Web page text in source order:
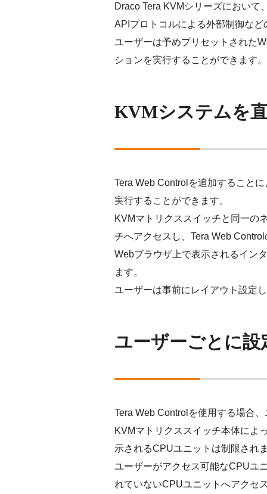
Draco Tera KVMシリーズにおい
APIプロトコルによる外部制御な
ユーザーは予めプリセットされた
ションを実行することができます。
KVMシステムを
Tera Web Controlを追加すること
実行することができます。
KVMマトリクススイッチと同一の
チへアクセスし、Tera Web
Webブラウザ上で表示されるイン
ます。
ユーザーは事前にレイアウト設定
ユーザーごとに
Tera Web Controlを使用する場合
KVMマトリクススイッチ本体によ
示されるCPUユニットは制限され
ユーザーがアクセス可能なCPUユ
れていないCPUユニットへアクセ